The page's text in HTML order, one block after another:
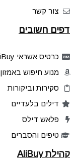
צור קשר
דפים חשובים
כרטיס אשראי AliBuy
מנוע חיפוש באמזון
סקירות וביקורות
דילים בלעדיים
פלאש דילס
טיפים והסברים
קהילת AliBuy